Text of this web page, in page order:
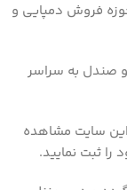
است که در حوزه فروش دمپایی و
دمپایی و صندل به سراسر
این سایت مشاهده
ثبت نمایید.